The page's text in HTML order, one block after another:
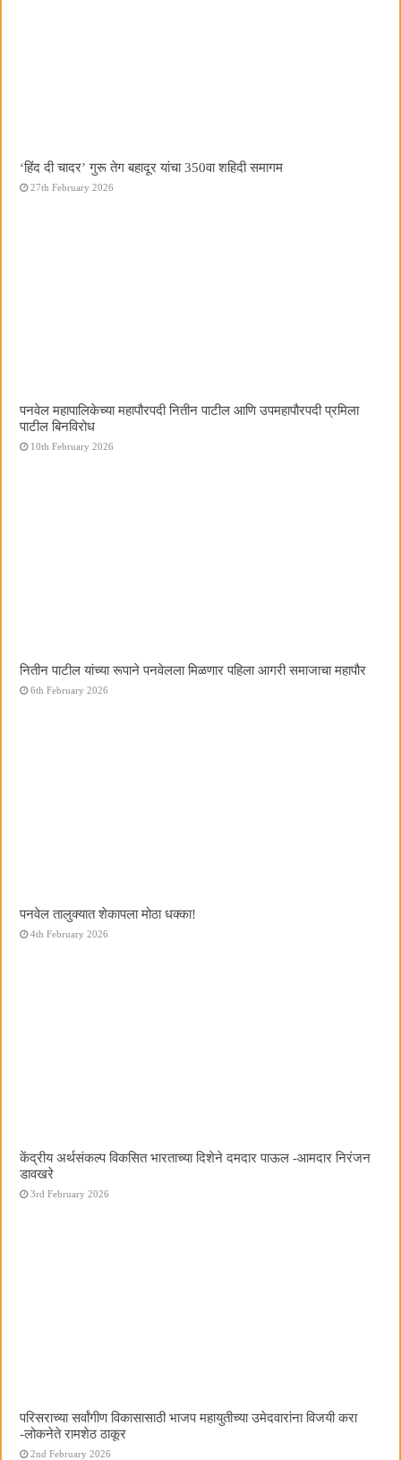
‘हिंद दी चादर’ गुरू तेग बहादूर यांचा 350वा शहिदी समागम
27th February 2026
पनवेल महापालिकेच्या महापौरपदी नितीन पाटील आणि उपमहापौरपदी प्रमिला
पाटील बिनविरोध
10th February 2026
नितीन पाटील यांच्या रूपाने पनवेलला मिळणार पहिला आगरी समाजाचा महापौर
6th February 2026
पनवेल तालुक्यात शेकापला मोठा धक्का!
4th February 2026
केंद्रीय अर्थसंकल्प विकसित भारताच्या दिशेने दमदार पाऊल -आमदार निरंजन
डावखरे
3rd February 2026
परिसराच्या सर्वांगीण विकासासाठी भाजप महायुतीच्या उमेदवारांना विजयी करा
-लोकनेते रामशेठ ठाकूर
2nd February 2026